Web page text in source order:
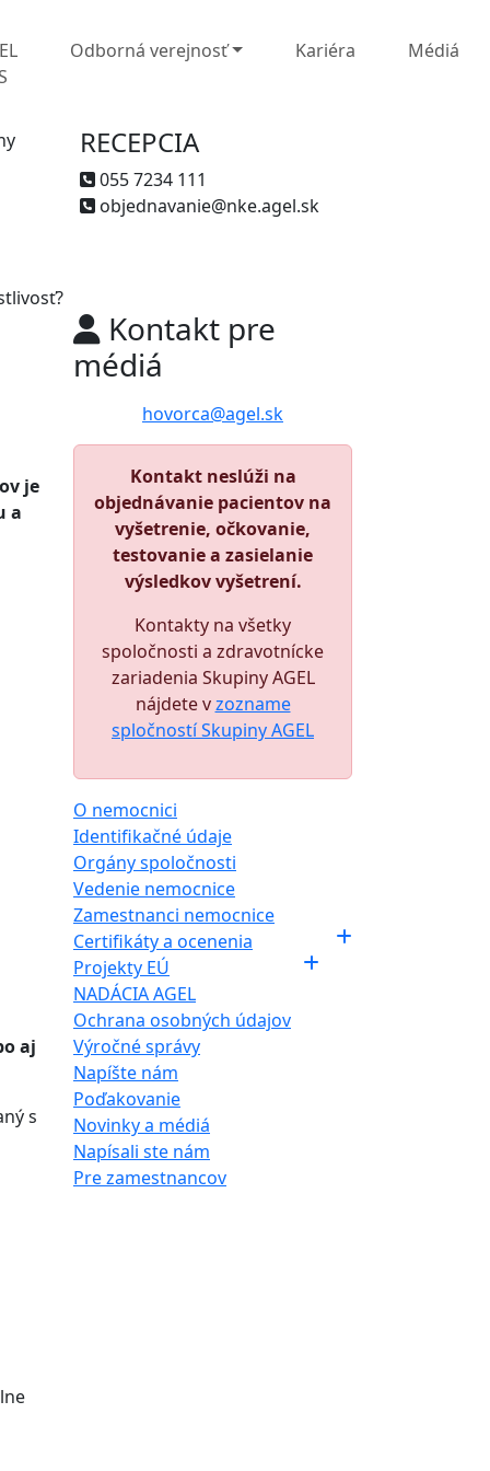
Odborná verejnosť Kariéra Médiá
RECEPCIA
055 7234 111
objednavanie@nke.agel.sk
je
a
aj
s
Kontakt pre
médiá
hovorca@agel.sk
Kontakt neslúži na
objednávanie pacientov na
vyšetrenie, očkovanie,
testovanie a zasielanie
výsledkov vyšetrení.
Kontakty na všetky
spoločnosti a zdravotnícke
zariadenia Skupiny AGEL
nájdete vzozname
spločností Skupiny AGEL
O nemocnici
Identifikačné údaje
Orgány spoločnosti
Vedenie nemocnice
Zamestnanci nemocnice
Certifikáty a ocenenia
Projekty EÚ
NADÁCIA AGEL
Ochrana osobných údajov
Výročné správy
Napíšte nám
Poďakovanie
Novinky a médiá
Napísali ste nám
Pre zamestnancov